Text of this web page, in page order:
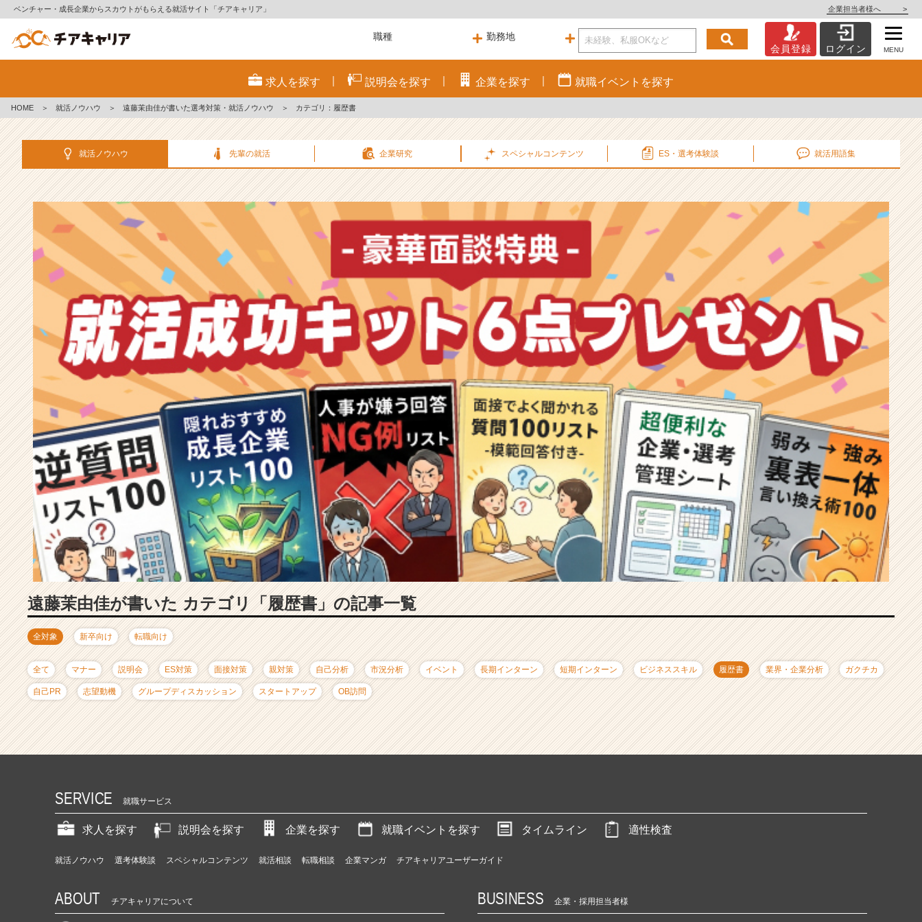
ベンチャー・成長企業からスカウトがもらえる就活サイト「チアキャリア」 企業担当者様へ >
策・
就
ノ
ハ
記
事
|
ベ
ン
チ
ー・
成
長
企
業
か
ら
カ
ウ
ト
が
届
く
就
サ
イ
ト
チ
キ
ャ
リ
ア
（C
h
e
e
r）
会員登録 ログイン MENU
求人を探す 説明会を探す 企業を探す 就職イベント を探す
HOME ＞ 就活ノウハウ ＞ 遠藤茉由佳が書いた選考対策・就活ノウハウ ＞ カテゴリ：履歴書
就活ノウハウ 先輩の就活 企業研究 スペシャルコンテンツ ES・選考体験談 就活用語集
遠藤茉由佳が書いた カテゴリ「履歴書」の記事一覧
全対象 新卒向け 転職向け
全て マナー 説明会 ES対策 面接対策 親対策 自己分析 市況分析 イベント 長期インターン 短期インターン ビジネススキル 履歴書 業界・企業分析 ガクチカ
自己PR 志望動機 グループディスカッション スタートアップ OB訪問
SERVICE 就職サービス
求人を探す 説明会を探す 企業を探す 就職イベントを探す タイムライン 適性検査
就活ノウハウ 選考体験談 スペシャルコンテンツ 就活相談 転職相談 企業マンガ チアキャリアユーザーガイド
ABOUT チアキャリアについて BUSINESS 企業・採用担当者様